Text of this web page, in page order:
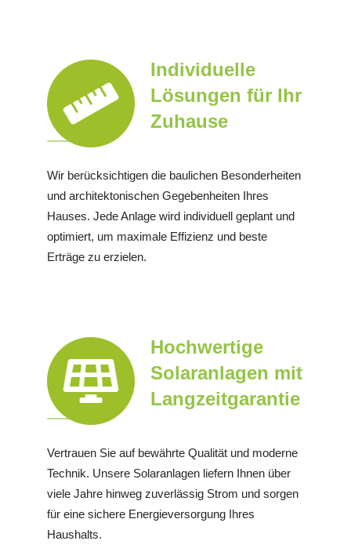
Individuelle
Lösungen für Ihr
Zuhause
Wir berücksichtigen die baulichen Besonderheiten
und architektonischen Gegebenheiten Ihres
Hauses. Jede Anlage wird individuell geplant und
optimiert, um maximale Effizienz und beste
Erträge zu erzielen.
Hochwertige
Solaranlagen mit
Langzeitgarantie
Vertrauen Sie auf bewährte Qualität und moderne
Technik. Unsere Solaranlagen liefern Ihnen über
viele Jahre hinweg zuverlässig Strom und sorgen
für eine sichere Energieversorgung Ihres
Haushalts.